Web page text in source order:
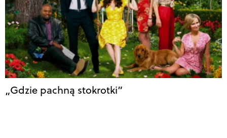
„Gdzie pachną stokrotki”